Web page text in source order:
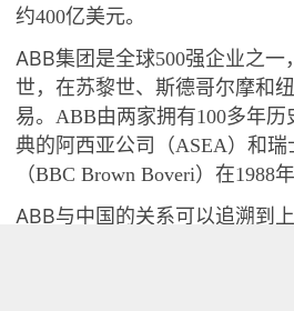
约400亿美元。
ABB集团是全球500强企业之一
世，在苏黎世、斯德哥尔摩和
易。 ABB由两家拥有100多年历
典的阿西亚公司（ASEA）和瑞
（BBC Brown Boveri）在1988
ABB与中国的关系可以追溯到